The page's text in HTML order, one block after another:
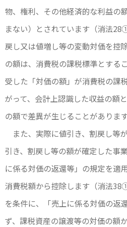
物、権利、その他経済的な利益の
まない）とされています（消法
戻し又は値増し等の変動対価を控
の額は、消費税の課税標準とする
受した「対価の額」が消費税の課
がって、会計上認識した収益の額
の額で差異が生じることがあります
また、実際に値引き、割戻し等
引き、割戻し等の額が確定した事
に係る対価の返還等」の規定を適
消費税額から控除します（消法
を条件に、「売上に係る対価の返
ず、課税資産の譲渡等の対価の額